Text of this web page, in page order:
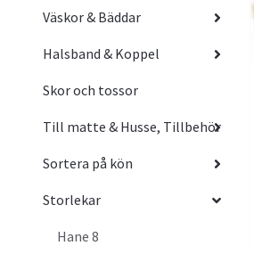
Väskor & Bäddar
Halsband & Koppel
Skor och tossor
Till matte & Husse, Tillbehör
Sortera på kön
Storlekar
Hane 8